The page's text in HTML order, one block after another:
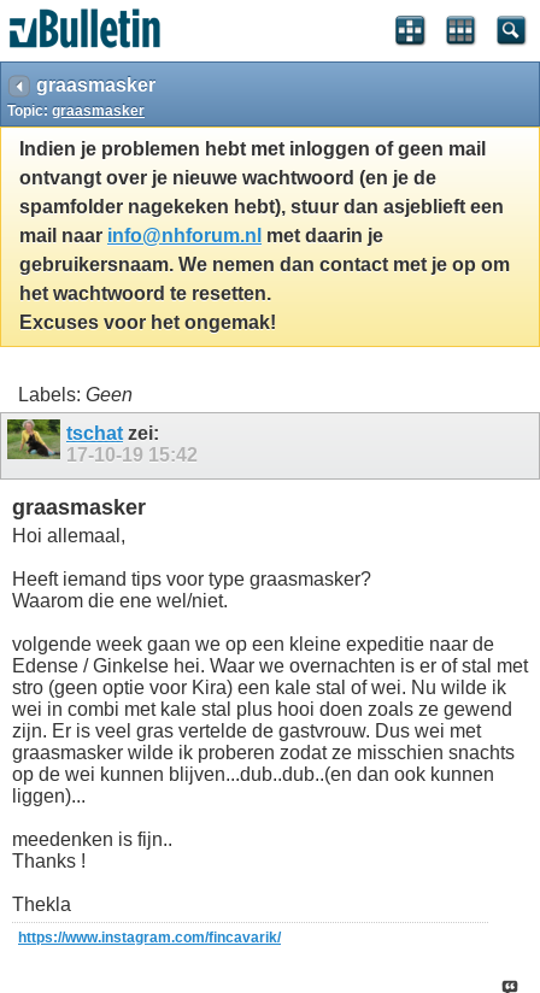
graasmasker
Topic: graasmasker
Indien je problemen hebt met inloggen of geen mail
ontvangt over je nieuwe wachtwoord (en je de
spamfolder nagekeken hebt), stuur dan asjeblieft een
mail naar info@nhforum.nl met daarin je
gebruikersnaam. We nemen dan contact met je op om
het wachtwoord te resetten.
Excuses voor het ongemak!
Labels: Geen
tschat zei:
17-10-19 15:42
graasmasker
Hoi allemaal,
Heeft iemand tips voor type graasmasker?
Waarom die ene wel/niet.
volgende week gaan we op een kleine expeditie naar de
Edense / Ginkelse hei. Waar we overnachten is er of stal met
stro (geen optie voor Kira) een kale stal of wei. Nu wilde ik
wei in combi met kale stal plus hooi doen zoals ze gewend
zijn. Er is veel gras vertelde de gastvrouw. Dus wei met
graasmasker wilde ik proberen zodat ze misschien snachts
op de wei kunnen blijven...dub..dub..(en dan ook kunnen
liggen)...
meedenken is fijn..
Thanks !
Thekla
https://www.instagram.com/fincavarik/